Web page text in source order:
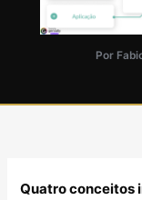
Por
Quatro conceitos